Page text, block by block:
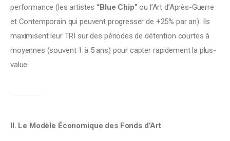
performance (les artistes “Blue Chip” ou l’Art d’Après-Guerre
et Contemporain qui peuvent progresser de +25% par an). Ils
maximisent leur TRI sur des périodes de détention courtes à
moyennes (souvent 1 à 5 ans) pour capter rapidement la plus-
value.
II. Le Modèle Économique des Fonds d’Art